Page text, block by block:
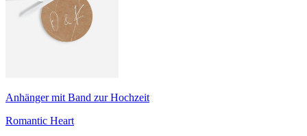
Anhänger mit Band zur Hochzeit
Romantic Heart